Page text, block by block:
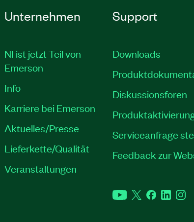
Unternehmen
NI ist jetzt Teil von
Emerson
Info
Karriere bei Emerson
Aktuelles/Presse
Lieferkette/Qualität
Veranstaltungen
Support
Downloads
Diskussionsforen
Serviceanfrage
Feedback zur
YouTubeTwitterFacebook